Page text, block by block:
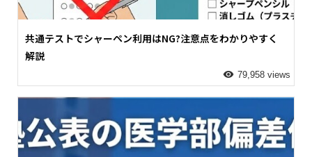
共通テストでシャーペン利用はNG?注意点をわかりやすく
解説
79,958 views